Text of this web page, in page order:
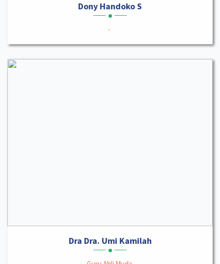
Dony Handoko S
-
Dra Dra. Umi Kamilah